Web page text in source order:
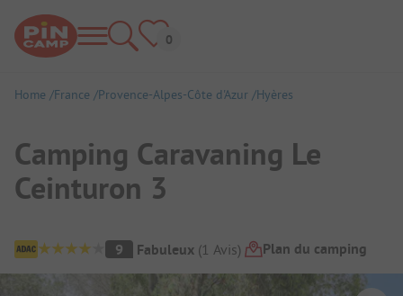
Home France Provence-Alpes-Côte d'Azur Hyères
Camping Caravaning Le
Ceinturon 3
Aperçu du camping
9 Fabuleux (1 Avis) Plan du camping